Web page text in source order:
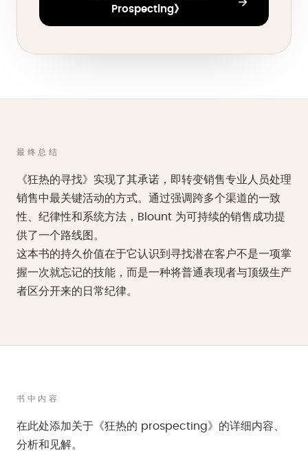
Prospecting》
最终总结
《狂热的寻找》实现了其承诺，即转变销售专业人员处理
销售中最关键活动的方式。通过强调跨多个渠道的一致
性、纪律性和系统方法，Blount 为可持续的销售成功提
供了一个路线图。
这本书的持久价值在于它认识到寻找潜在客户不是一项掌
握一次就忘记的技能，而是一种将普通表现者与顶级生产
者区分开来的日常纪律。
书中内容
在此处添加关于《狂热的 prospecting》的详细内容、
分析和见解。